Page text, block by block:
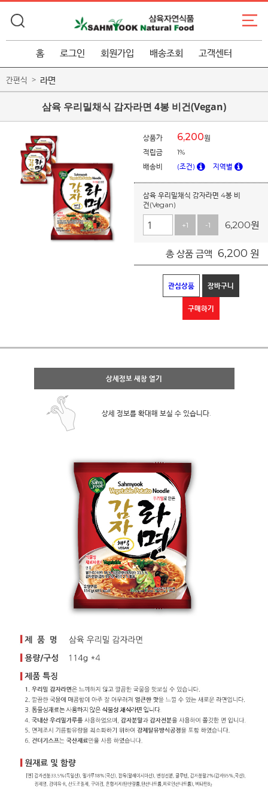
홈 로그인 회원가입 배송조회 고객센터
간편식 라면
삼육 우리밀채식 감자라면 4봉 비건(Vegan)
상품가 6,200원
적립금
1%
배송비
(조건) 지역별
삼육 우리밀채식 감자라면 4봉 비
건(Vegan)
+1 -1 6,200원
총 상품 금액 6,200 원
관심상품 장바구니
구매하기
상세정보 새창 열기
상세 정보를 확대해 보실 수 있습니다.